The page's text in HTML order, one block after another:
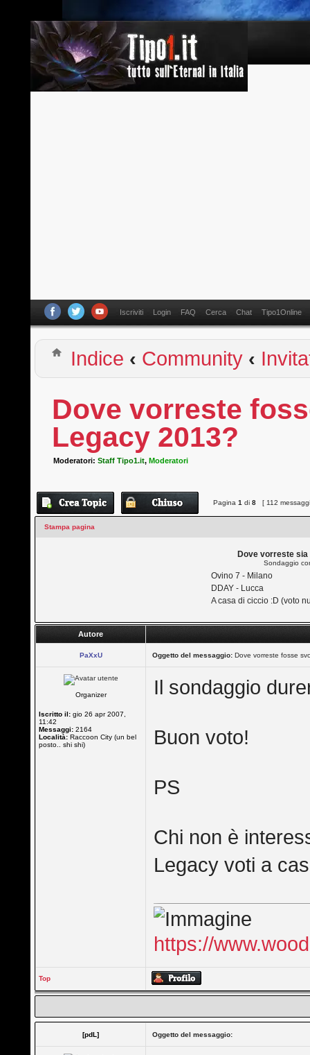
Iscriviti Login FAQ Cerca Chat Tipo1Online
Indice ‹ Community ‹
Dove vorreste
Legacy 2013?
Moderatori:Staff Tipo1.it,Moderatori
Pagina1 di8 [ 112
Stampa pagina
Dove vorreste
Sondaggio
Ovino 7 - Milano
DDAY - Lucca
A casa di ciccio :D (voto
Autore
PaXxU Oggetto del messaggio: Dove vorreste fosse
Organizer
Iscritto il: gio 26 apr 2007,
11:42
Messaggi: 2164
Località: Raccoon City (un bel
posto.. shi shi)
Il sondaggio
Buon voto!
PS
Chi non è
Legacy voti a
https://
Top
[pdL] Oggetto del messaggio: